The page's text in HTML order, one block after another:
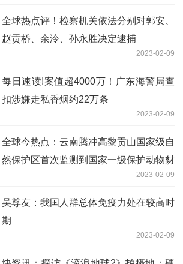
全球热点评！检察机关依法分别对郭安、
赵贡桥、余泠、孙永胜决定逮捕
2023-02-09
每日速读!案值超4000万！广东海警局查
扣涉嫌走私香烟约22万条
2023-02-09
全球今热点：云南腾冲高黎贡山国家级自
然保护区首次监测到国家一级保护动物豺
2023-02-09
吴尊友：我国人群总体免疫力处在较高时
期
2023-02-09